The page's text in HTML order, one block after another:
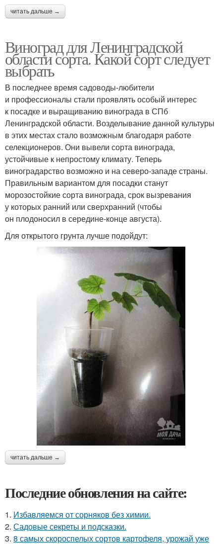
читать дальше →
Виноград для Ленинградской
области сорта. Какой сорт следует
выбрать
В последнее время садоводы-любители
и профессионалы стали проявлять особый интерес
к посадке и выращиванию винограда в СПб
Ленинградской области. Возделывание данной культуры
в этих местах стало возможным благодаря работе
селекционеров. Они вывели сорта винограда,
устойчивые к непростому климату. Теперь
виноградарство возможно и на северо-западе страны.
Правильным вариантом для посадки станут
морозостойкие сорта винограда, срок вызревания
у которых ранний или сверхранний (чтобы
он плодоносил в середине-конце августа).
Для открытого грунта лучше подойдут:
читать дальше →
Последние обновления на сайте:
1. Избавляемся от сорняков без химии.
2. Садовые секреты и подсказки.
3. 8 самых скороспелых сортов картофеля, урожай уже